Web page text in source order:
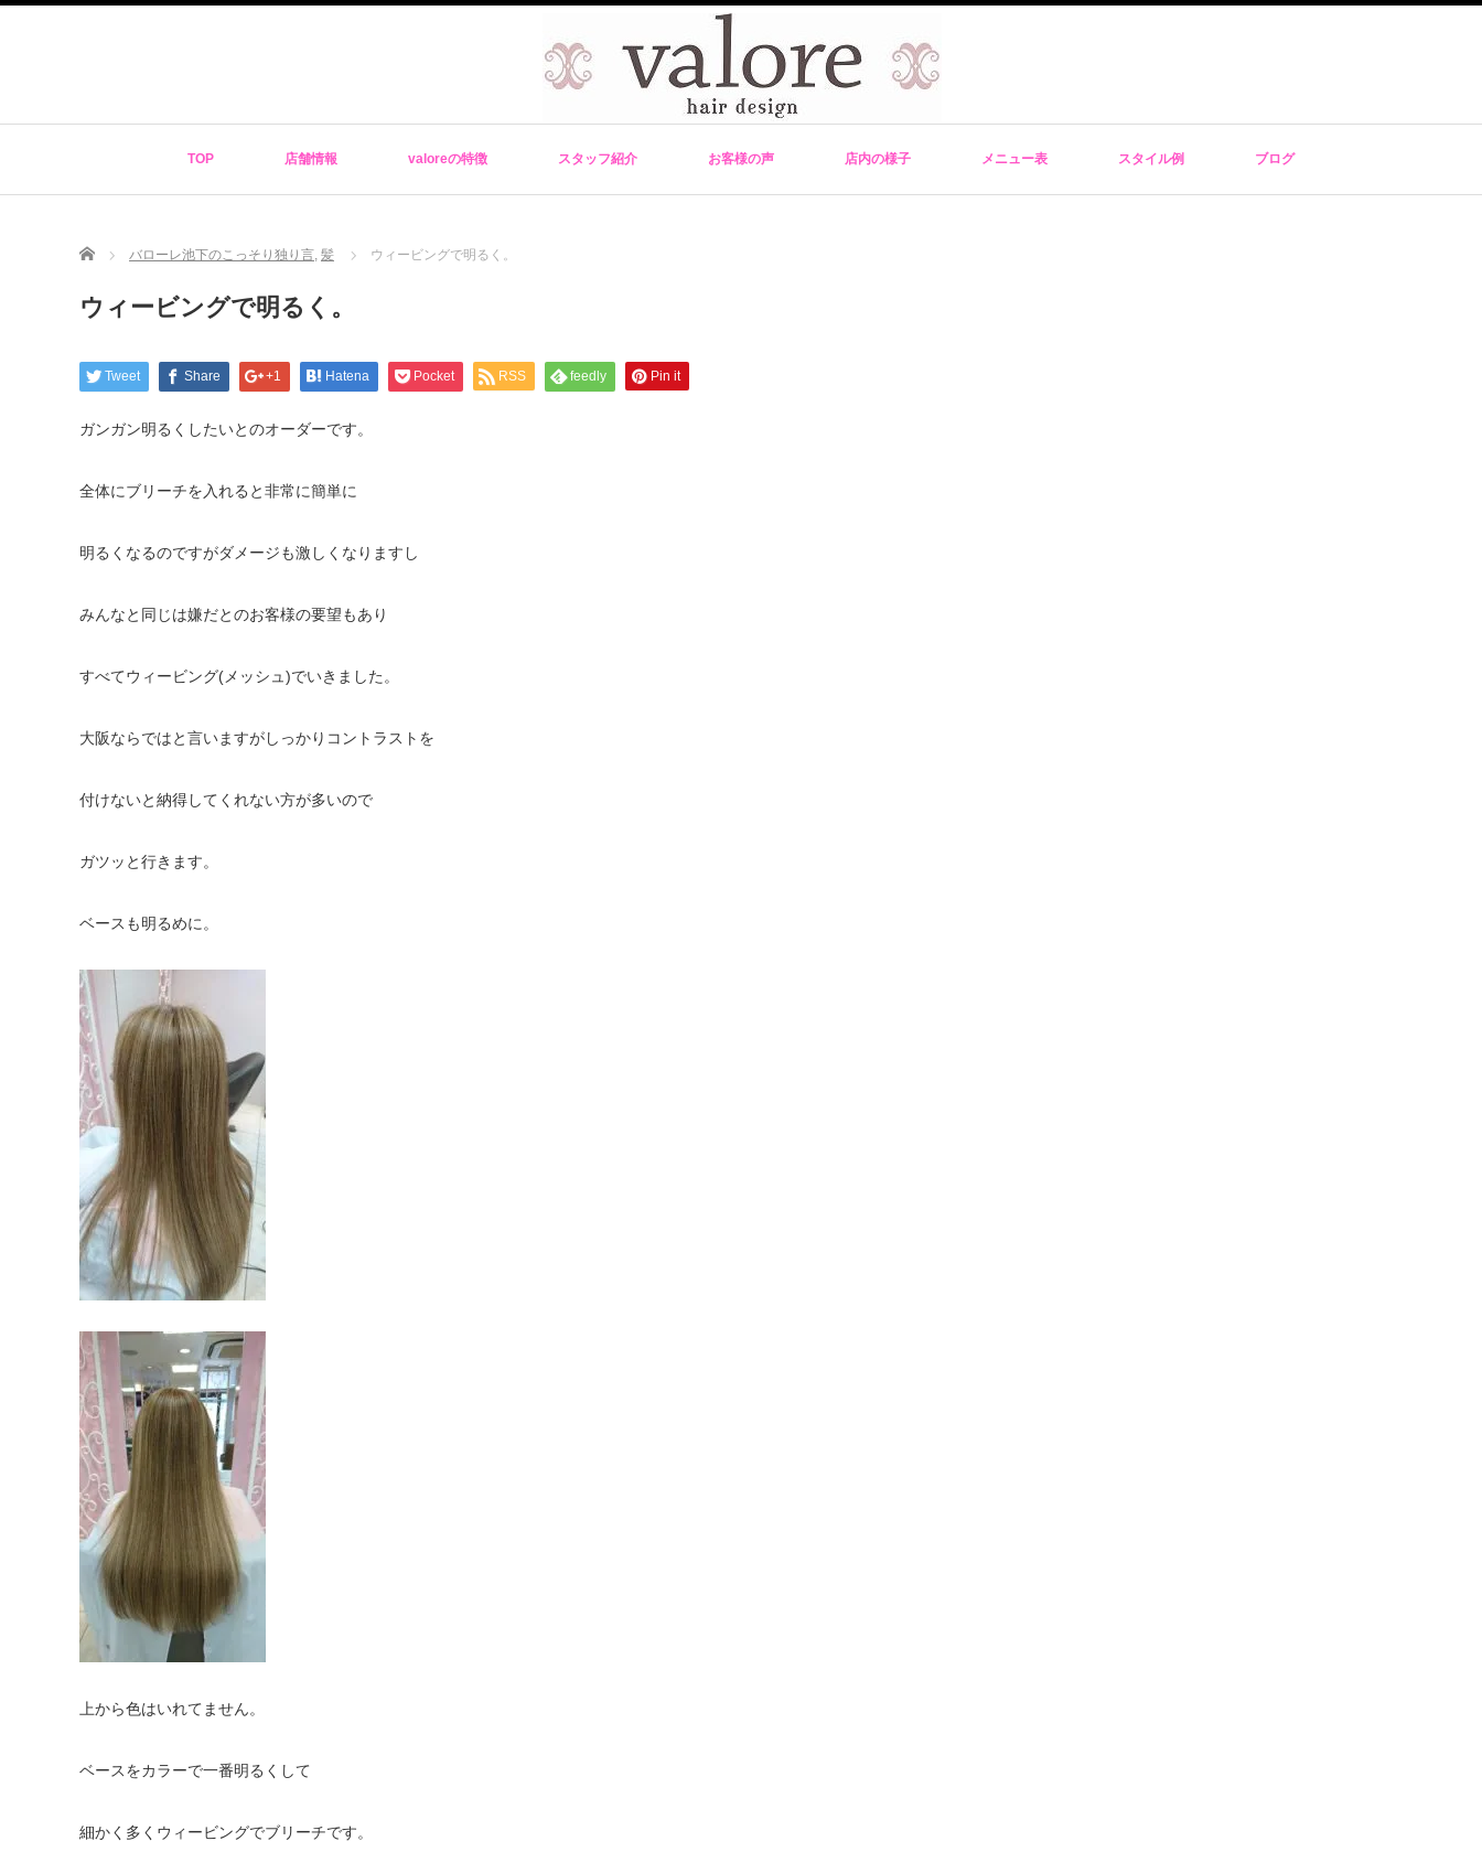
TOP 店舗情報 valoreの特徴 スタッフ紹介 お客様の声 店内の様子 メニュー表 スタイル例 ブログ
Home バローレ池下のこっそり独り言, 髪 ウィービングで明るく。
ウィービングで明るく。
Tweet Share +1 Hatena Pocket RSS feedly Pin it
ガンガン明るくしたいとのオーダーです。
全体にブリーチを入れると非常に簡単に
明るくなるのですがダメージも激しくなりますし
みんなと同じは嫌だとのお客様の要望もあり
すべてウィービング(メッシュ)でいきました。
大阪ならではと言いますがしっかりコントラストを
付けないと納得してくれない方が多いので
ガツッと行きます。
ベースも明るめに。
上から色はいれてません。
ベースをカラーで一番明るくして
細かく多くウィービングでブリーチです。